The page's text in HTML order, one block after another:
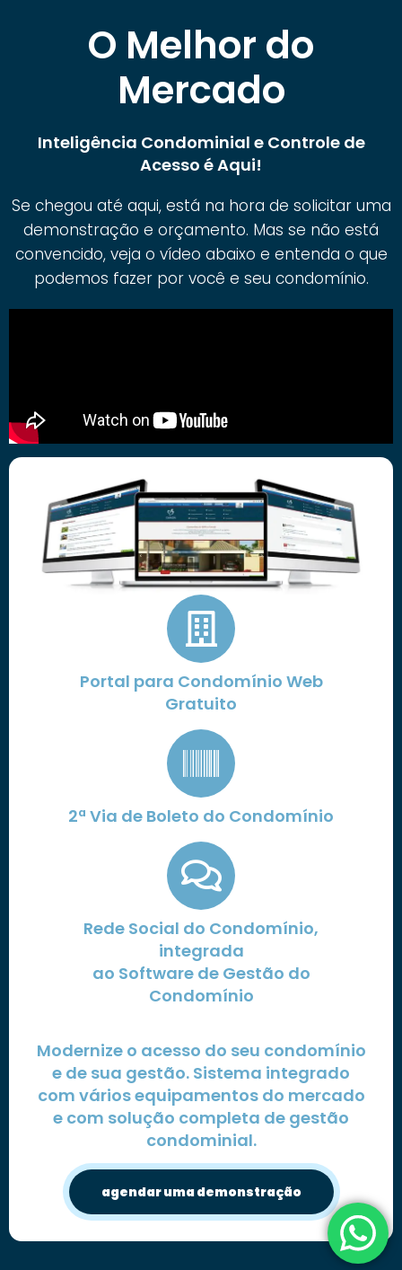
O Melhor do
Mercado
Inteligência Condominial e Controle de
Acesso é Aqui!
Se chegou até aqui, está na hora de solicitar uma
demonstração e orçamento. Mas se não está
convencido, veja o vídeo abaixo e entenda o que
podemos fazer por você e seu condomínio.
Portal para Condomínio Web
Gratuito
2ª Via de Boleto do Condomínio
Rede Social do Condomínio,
integrada
ao Software de Gestão do
Condomínio
Modernize o acesso do seu condomínio
e de sua gestão. Sistema integrado
com vários equipamentos do mercado
e com solução completa de gestão
condominial.
agendar uma demonstração